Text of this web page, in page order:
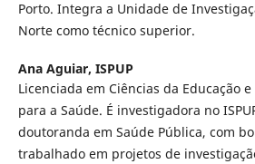
Porto. Integra a Unidade de
Norte como técnico superior.
Ana Aguiar, ISPUP
Licenciada em Ciências da Educação
para a Saúde. É investigadora no
doutoranda em Saúde Pública, com
trabalhado em projetos de